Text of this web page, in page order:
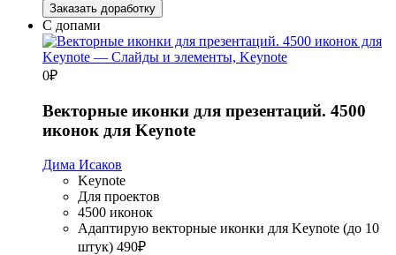
Заказать доработку
С допами
0₽
Векторные иконки для презентаций. 4500
иконок для Keynote
Дима Исаков
Keynote
Для проектов
4500 иконок
Адаптирую векторные иконки для Keynote (до 10
штук) 490₽